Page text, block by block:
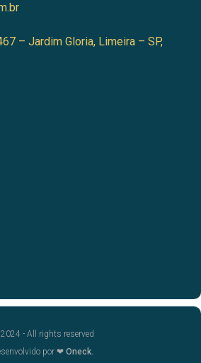
– Jardim Gloria, Limeira – SP,
- All rights reserved
por ❤ Oneck.